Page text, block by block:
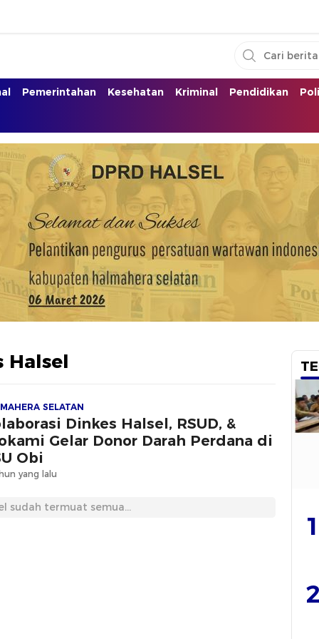
Pemerintahan Kesehatan Kriminal Pendidikan
Halsel
SELATAN
Dinkes Halsel, RSUD, &
Gelar Donor Darah Perdana di
Obi
yang lalu
sudah termuat semua...
1
2